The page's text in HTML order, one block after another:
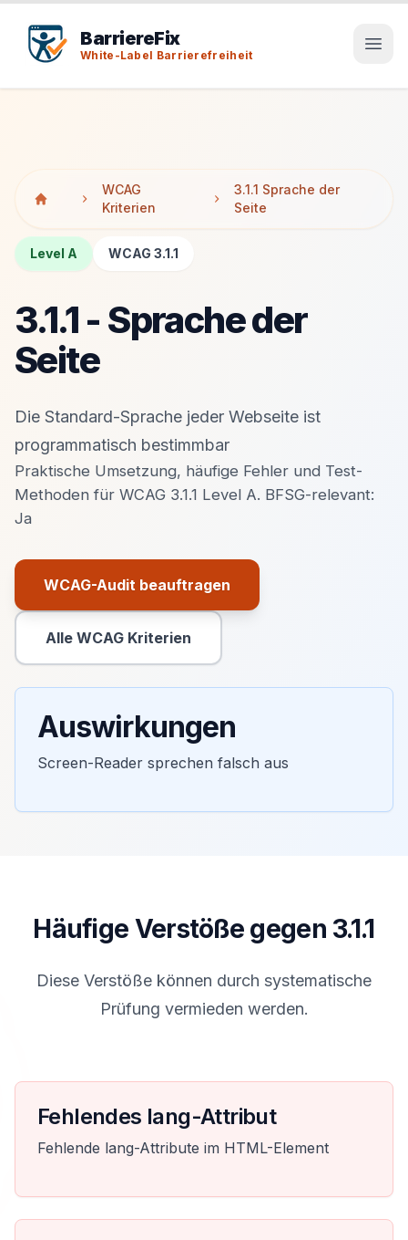
BarriereFix
White-Label Barrierefreiheit
WCAG
Kriterien
3.1.1 Sprache der
Seite
Level A WCAG 3.1.1
3.1.1 - Sprache der
Seite
Die Standard-Sprache jeder Webseite ist
programmatisch bestimmbar
Praktische Umsetzung, häufige Fehler und Test-
Methoden für WCAG 3.1.1 Level A. BFSG-relevant:
Ja
WCAG-Audit beauftragen
Primäre Aktion
Alle WCAG Kriterien
Sekundäre Aktion
Auswirkungen
Screen-Reader sprechen falsch aus
Häufige Verstöße gegen 3.1.1
Diese Verstöße können durch systematische
Prüfung vermieden werden.
Fehlendes lang-Attribut
Fehlende lang-Attribute im HTML-Element